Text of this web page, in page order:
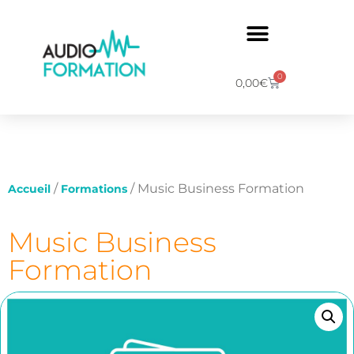
0,00€ 0
Accueil / Formations / Music Business Formation
Music Business
Formation